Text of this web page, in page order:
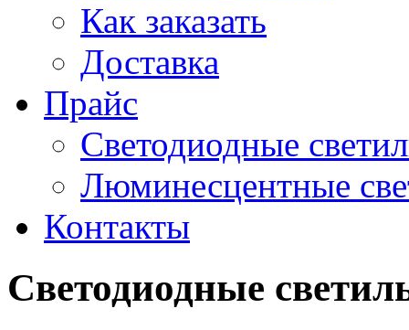
Как заказать
Доставка
Прайс
Светодиодные
Люминесцентные
Контакты
Светодиодные